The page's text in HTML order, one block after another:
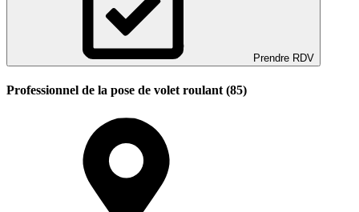
Prendre RDV
Professionnel de la pose de volet roulant (85)